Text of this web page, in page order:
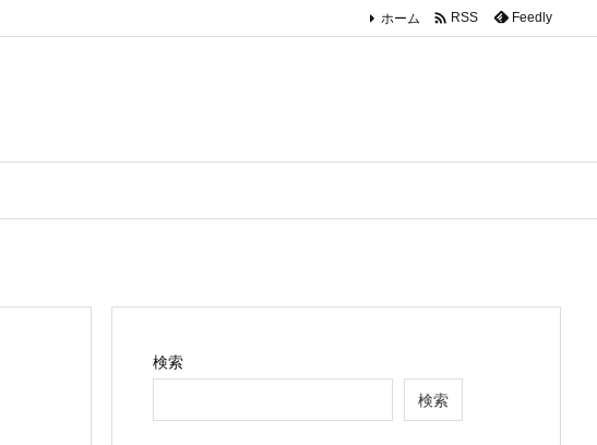
ホーム  RSS Feedly
検索
検索